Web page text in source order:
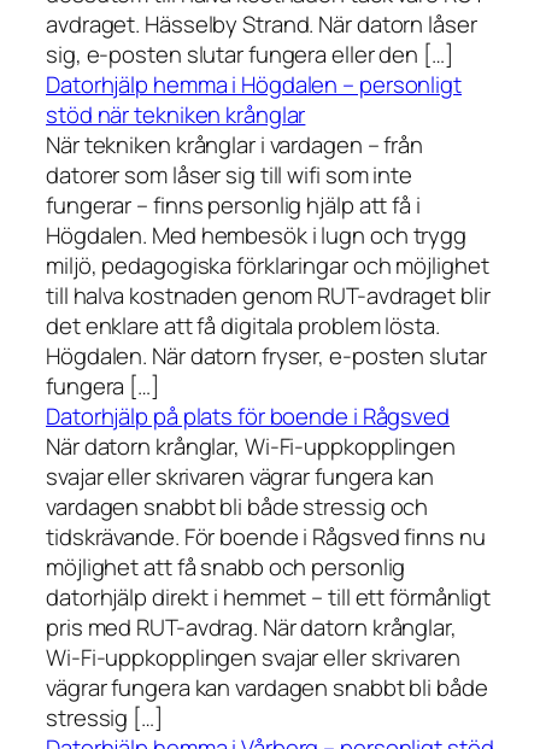
avdraget. Hässelby Strand. När datorn låser
sig, e-posten slutar fungera eller den […]
Datorhjälp hemma i Högdalen – personligt
stöd när tekniken krånglar
När tekniken krånglar i vardagen – från
datorer som låser sig till wifi som inte
fungerar – finns personlig hjälp att få i
Högdalen. Med hembesök i lugn och trygg
miljö, pedagogiska förklaringar och möjlighet
till halva kostnaden genom RUT-avdraget blir
det enklare att få digitala problem lösta.
Högdalen. När datorn fryser, e-posten slutar
fungera […]
Datorhjälp på plats för boende i Rågsved
När datorn krånglar, Wi-Fi-uppkopplingen
svajar eller skrivaren vägrar fungera kan
vardagen snabbt bli både stressig och
tidskrävande. För boende i Rågsved finns nu
möjlighet att få snabb och personlig
datorhjälp direkt i hemmet – till ett förmånligt
pris med RUT-avdrag. När datorn krånglar,
Wi-Fi-uppkopplingen svajar eller skrivaren
vägrar fungera kan vardagen snabbt bli både
stressig […]